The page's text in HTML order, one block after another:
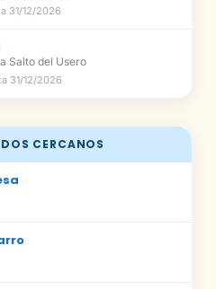
31/12/2026
Salto del Usero
31/12/2026
CERCANOS